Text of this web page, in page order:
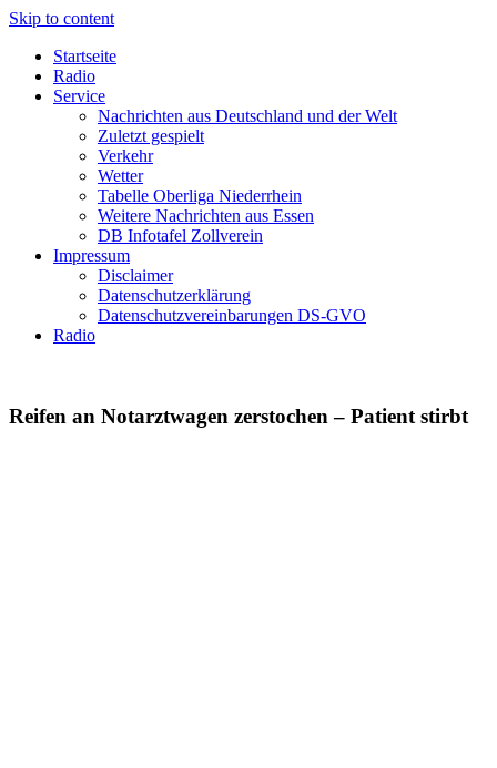
Skip to content
Startseite
Radio
Service
Nachrichten aus Deutschland und der Welt
Zuletzt gespielt
Verkehr
Wetter
Tabelle Oberliga Niederrhein
Weitere Nachrichten aus Essen
DB Infotafel Zollverein
Impressum
Disclaimer
Datenschutzerklärung
Datenschutzvereinbarungen DS-GVO
Radio
Reifen an Notarztwagen zerstochen – Patient stirbt